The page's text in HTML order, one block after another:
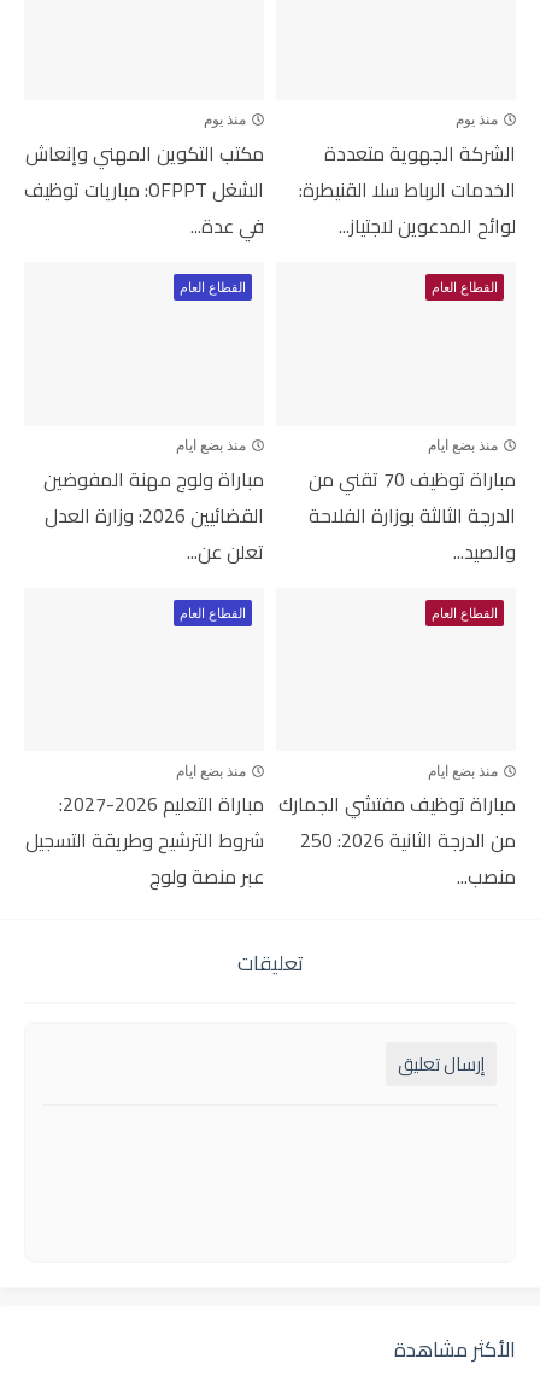
منذ يوم
الشركة الجهوية متعددة
الخدمات الرباط سلا القنيطرة:
لوائح المدعوين لاجتياز...
منذ يوم
مكتب التكوين المهني وإنعاش
الشغل OFPPT: مباريات توظيف
في عدة...
القطاع العام
منذ بضع ايام
مباراة توظيف 70 تقني من
الدرجة الثالثة بوزارة الفلاحة
والصيد...
القطاع العام
منذ بضع ايام
مباراة ولوج مهنة المفوضين
القضائيين 2026: وزارة العدل
تعلن عن...
القطاع العام
منذ بضع ايام
مباراة توظيف مفتشي الجمارك
من الدرجة الثانية 2026: 250
منصب...
القطاع العام
منذ بضع ايام
مباراة التعليم 2026-2027:
شروط الترشيح وطريقة التسجيل
عبر منصة ولوج
تعليقات
إرسال تعليق
الأكثر مشاهدة